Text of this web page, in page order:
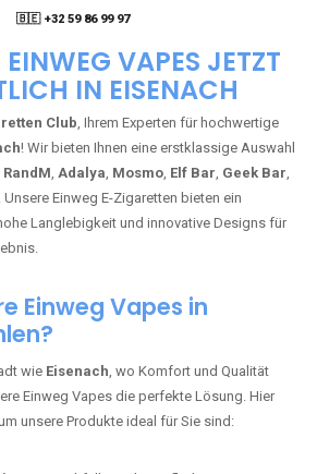
🇧🇪 +32 59 86 99 97
EINWEG VAPES JETZT
IN EISENACH
Club, Ihrem Experten für hochwertige
! Wir bieten Ihnen eine erstklassige Auswahl
RandM, Adalya, Mosmo, Elf Bar, Geek Bar,
. Unsere Einweg E-Zigaretten bieten ein
Langlebigkeit und innovative Designs für
Einweg Vapes in
wie Eisenach, wo Komfort und Qualität
Einweg Vapes die perfekte Lösung. Hier
unsere Produkte ideal für Sie sind: